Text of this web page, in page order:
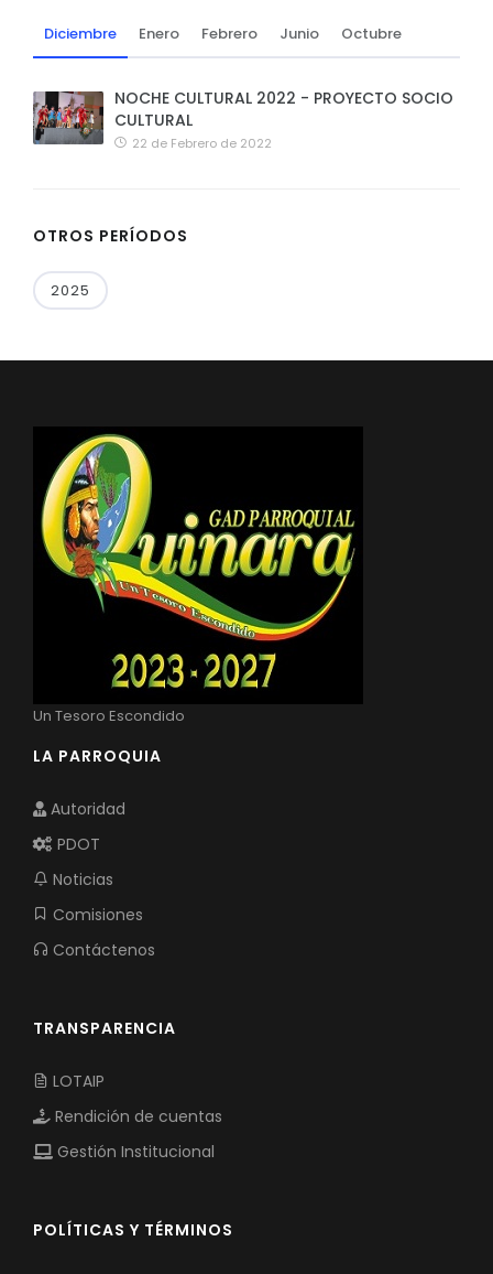
Diciembre Enero Febrero Junio Octubre
NOCHE CULTURAL 2022 - PROYECTO SOCIO
CULTURAL
22 de Febrero de 2022
OTROS PERÍODOS
2025
Un Tesoro Escondido
LA PARROQUIA
Autoridad
PDOT
Noticias
Comisiones
Contáctenos
TRANSPARENCIA
LOTAIP
Rendición de cuentas
Gestión Institucional
POLÍTICAS Y TÉRMINOS